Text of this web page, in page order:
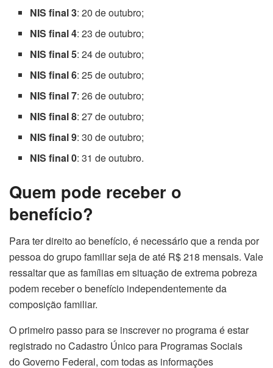
NIS final 3: 20 de outubro;
NIS final 4: 23 de outubro;
NIS final 5: 24 de outubro;
NIS final 6: 25 de outubro;
NIS final 7: 26 de outubro;
NIS final 8: 27 de outubro;
NIS final 9: 30 de outubro;
NIS final 0: 31 de outubro.
Quem pode receber o
benefício?
Para ter direito ao benefício, é necessário que a renda por
pessoa do grupo familiar seja de até R$ 218 mensais. Vale
ressaltar que as famílias em situação de extrema pobreza
podem receber o benefício independentemente da
composição familiar.
O primeiro passo para se inscrever no programa é estar
registrado no Cadastro Único para Programas Sociais
do Governo Federal, com todas as informações